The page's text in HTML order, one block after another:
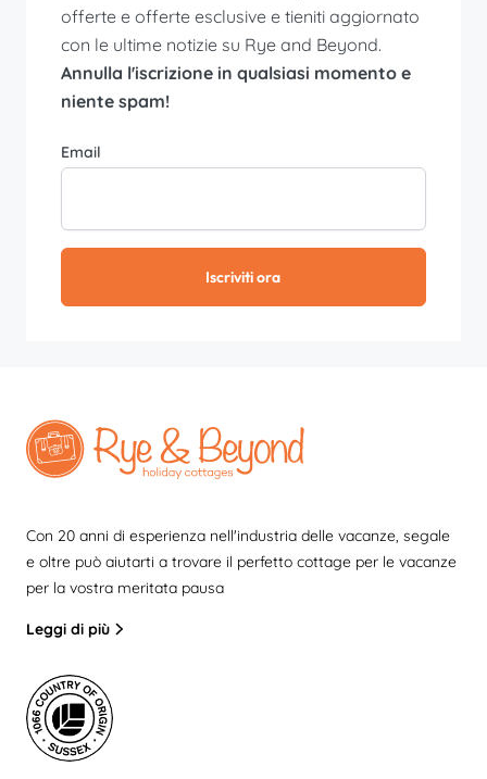
offerte e offerte esclusive e tieniti aggiornato
con le ultime notizie su Rye and Beyond.
Annulla l'iscrizione in qualsiasi momento e
niente spam!
Email
Iscriviti ora
Con 20 anni di esperienza nell'industria delle vacanze, segale
e oltre può aiutarti a trovare il perfetto cottage per le vacanze
per la vostra meritata pausa
Leggi di più